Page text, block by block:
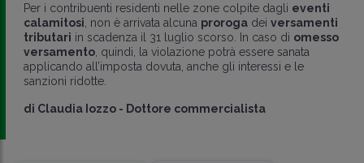
Per i contribuenti residenti nelle zone colpite dagli eventi
calamitosi , non è arrivata alcuna prorogadei versamenti
tributari in scadenza il 31 luglio scorso. In caso di omesso
versamento, quindi, la violazione potrà essere sanata
applicando all’imposta dovuta, anche gli interessi e le
sanzioni ridotte.
di Claudia Iozzo - Dottore commercialista